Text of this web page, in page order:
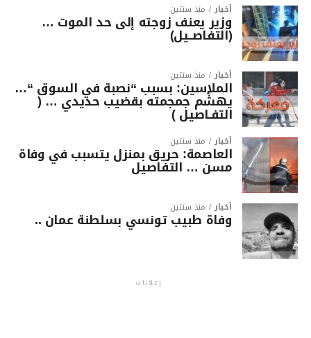
أخبار منذ سنتين
وزير يعنف زوجته إلى حد الموت …
(التفاصــيل)
أخبار منذ سنتين
الملاسين: بسبب “نصبة في السوق “…
يهشّم جمجمته بقضيب حديدي … (
التفـاصيل )
أخبار منذ سنتين
العاصمة: حريق بمنزل يتسبب في وفاة
مسن … التفاصيل
أخبار منذ سنتين
وفاة طبيب تونسي بسلطنة عمان ..
إعلانات